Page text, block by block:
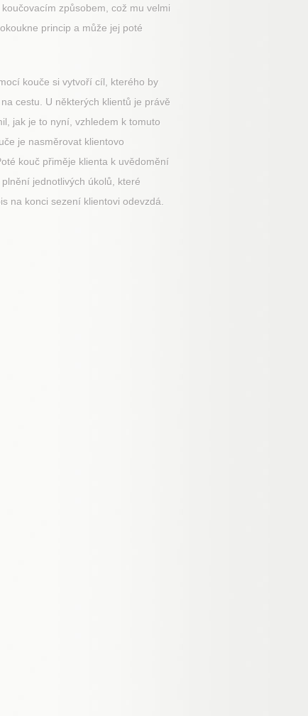
způsobem, což mu velmi
princip a může jej poté
kouče si vytvoří cíl, kterého by
cestu. U některých klientů je právě
jak je to nyní, vzhledem k tomuto
je nasměrovat klientovo
kouč přiměje klienta k uvědomění
jednotlivých úkolů, které
na konci sezení klientovi odevzdá.